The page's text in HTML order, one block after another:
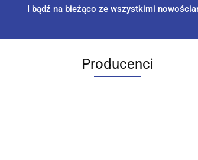
I bądź na bieżąco ze wszystkimi
Producenci